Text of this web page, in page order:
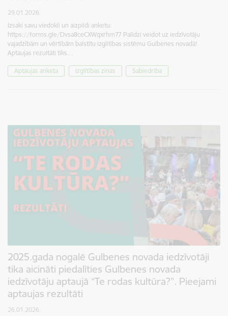
29.01.2026.
Izsaki savu viedokli un aizpildi anketu:
https://forms.gle/Dvsa8ceCXWqxrhm77 Palīdzi veidot uz iedzīvotāju
vajadzībām un vērtībām balstītu izglītības sistēmu Gulbenes novadā!
Aptaujas rezultāti tiks…
Aptaujas anketa Izglītības ziņas Sabiedrība
2025.gada nogalē Gulbenes novada iedzīvotāji
tika aicināti piedalīties Gulbenes novada
iedzīvotāju aptaujā “Te rodas kultūra?”. Pieejami
aptaujas rezultāti
26.01.2026.